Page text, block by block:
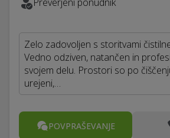
Zelo zadovoljen s storitvami
Vedno odziven, natančen in
svojem delu. Prostori so po
urejeni,…
POVPRAŠEVANJE